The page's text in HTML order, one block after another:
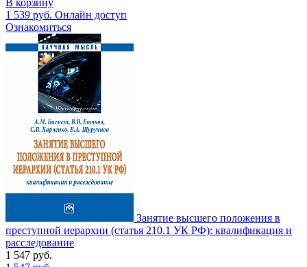
1 539 руб. Онлайн доступ
Ознакомиться
Занятие высшего положения в
преступной иерархии (статья 210.1 УК РФ): квалификация и
расследование
1 547 руб.